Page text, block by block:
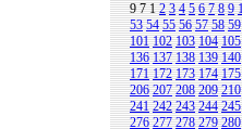
9 712 3 4 5 6 7 8 9
53 54 55 56 57 58 59
101 102 103 104 105
136 137 138 139 140
171 172 173 174 175
206 207 208 209 210
241 242 243 244 245
276 277 278 279 280